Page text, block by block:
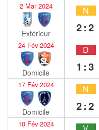
2 Mar 2024
Extérieur
N
2:2
24 Fév 2024
Domicile
D
1:3
17 Fév 2024
Domicile
N
2:2
10 Fév 2024